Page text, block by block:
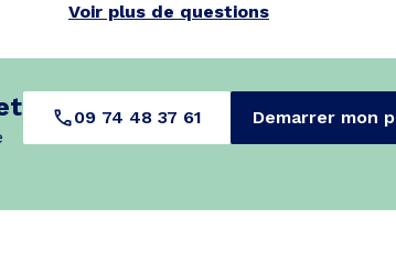
Voir plus de questions
09 74 48 37 61 Demarrer mon